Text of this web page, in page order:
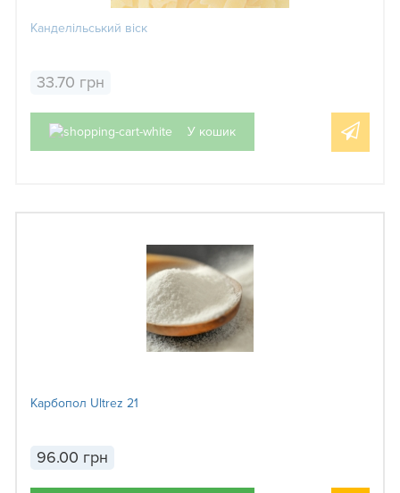
Канделільський віск
33.70 грн
У кошик
Карбопол Ultrez 21
96.00 грн